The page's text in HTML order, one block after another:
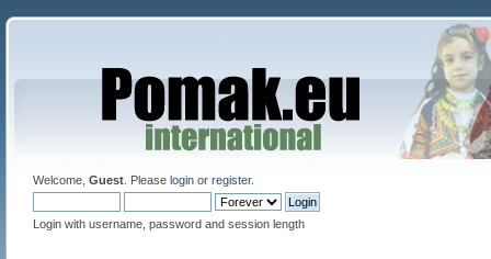
Welcome, Guest. Please loginor register.
Login with username, password and session length